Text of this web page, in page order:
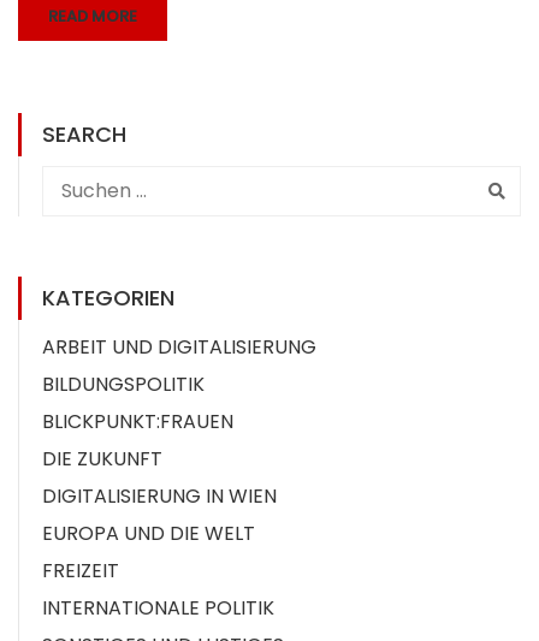
READ MORE
SEARCH
KATEGORIEN
ARBEIT UND DIGITALISIERUNG
BILDUNGSPOLITIK
BLICKPUNKT:FRAUEN
DIE ZUKUNFT
DIGITALISIERUNG IN WIEN
EUROPA UND DIE WELT
FREIZEIT
INTERNATIONALE POLITIK